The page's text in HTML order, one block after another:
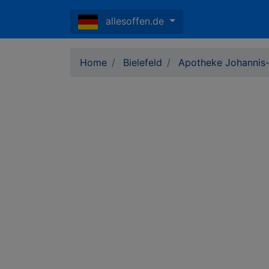
allesoffen.de
Home Bielefeld Apotheke